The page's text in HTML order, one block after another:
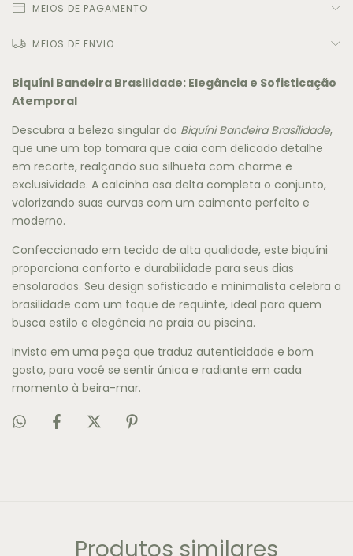
MEIOS DE PAGAMENTO
MEIOS DE ENVIO
Biquíni Bandeira Brasilidade: Elegância e Sofisticação
Atemporal
Descubra a beleza singular do Biquíni Bandeira Brasilidade,
que une um top tomara que caia com delicado detalhe
em recorte, realçando sua silhueta com charme e
exclusividade. A calcinha asa delta completa o conjunto,
valorizando suas curvas com um caimento perfeito e
moderno.
Confeccionado em tecido de alta qualidade, este biquíni
proporciona conforto e durabilidade para seus dias
ensolarados. Seu design sofisticado e minimalista celebra a
brasilidade com um toque de requinte, ideal para quem
busca estilo e elegância na praia ou piscina.
Invista em uma peça que traduz autenticidade e bom
gosto, para você se sentir única e radiante em cada
momento à beira-mar.
Produtos similares